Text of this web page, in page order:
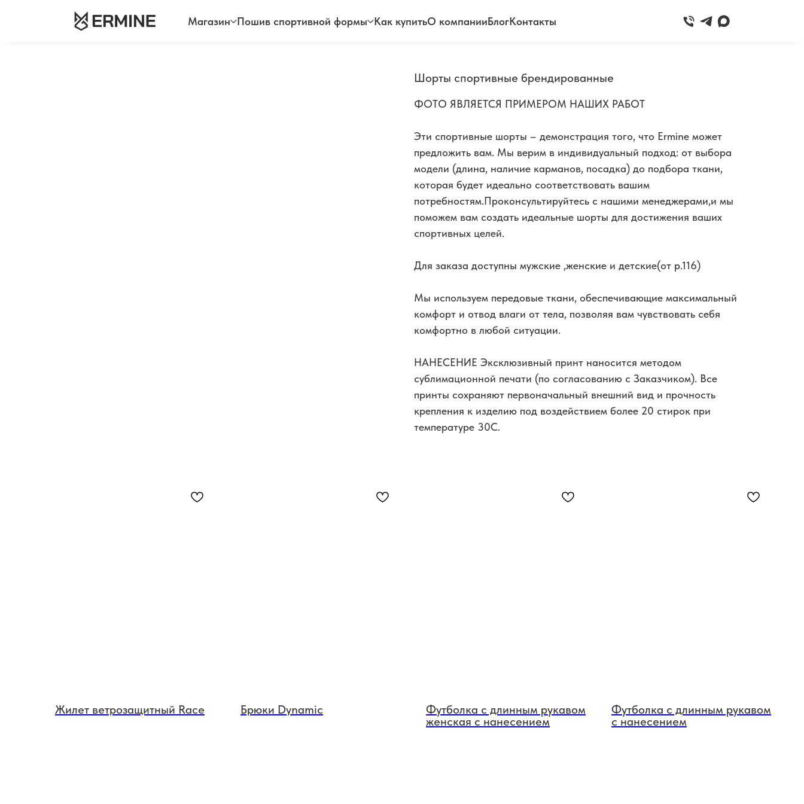
Магазин Пошив спортивной формы Как купитьО компанииБлогКонтакты
Шорты спортивные брендированные
ФОТО ЯВЛЯЕТСЯ ПРИМЕРОМ НАШИХ РАБОТ
Эти спортивные шорты – демонстрация того, что Ermine может
предложить вам. Мы верим в индивидуальный подход: от выбора
модели (длина, наличие карманов, посадка) до подбора ткани,
которая будет идеально соответствовать вашим
потребностям.Проконсультируйтесь с нашими менеджерами,и мы
поможем вам создать идеальные шорты для достижения ваших
спортивных целей.
Для заказа доступны мужские ,женские и детские(от р.116)
Мы используем передовые ткани, обеспечивающие максимальный
комфорт и отвод влаги от тела, позволяя вам чувствовать себя
комфортно в любой ситуации.
НАНЕСЕНИЕ Эксклюзивный принт наносится методом
сублимационной печати (по согласованию с Заказчиком). Все
принты сохраняют первоначальный внешний вид и прочность
крепления к изделию под воздействием более 20 стирок при
температуре 30С.
Жилет ветрозащитный Race Брюки Dynamic
Футболка с длинным рукавом
женская с нанесением
Футболка с длинным рукавом
с нанесением